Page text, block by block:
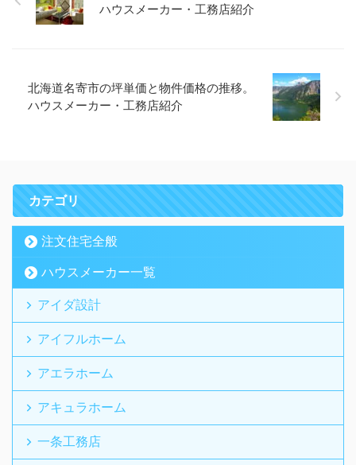
ハウスメーカー・工務店紹介
北海道名寄市の坪単価と物件価格の推移。
ハウスメーカー・工務店紹介
カテゴリ
注文住宅全般
ハウスメーカー一覧
アイダ設計
アイフルホーム
アエラホーム
アキュラホーム
一条工務店